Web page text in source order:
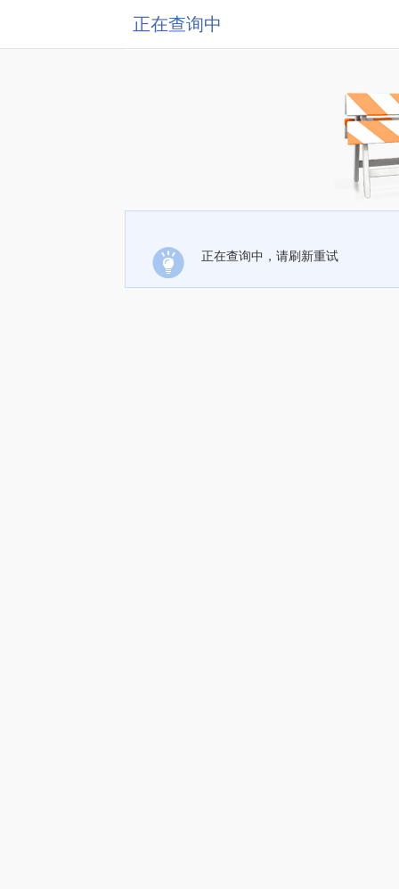
正在查询中
正在查询中，请刷新重试